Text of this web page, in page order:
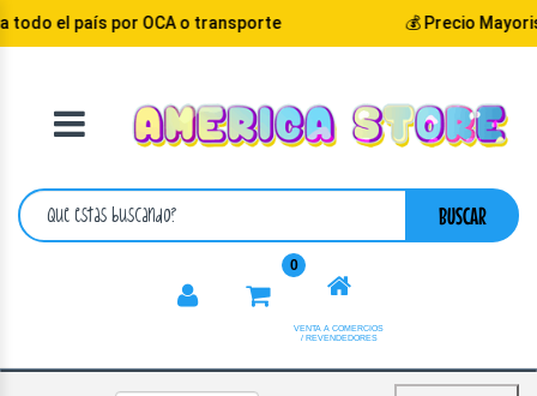
el país por OCA o transporte 💰 Precio
BUSCAR
0
VENTA A COMERCIOS
/ REVENDEDORES
VOLVER
CATEGORIA